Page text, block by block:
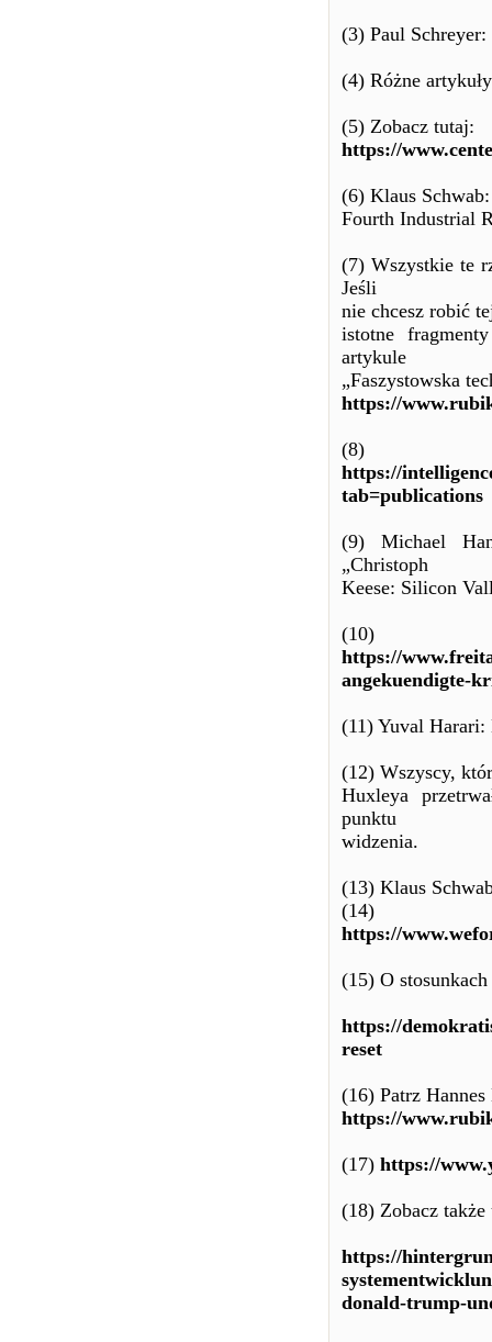
(3) Paul
(4) Różne
(5) Zobacz tutaj:
https://
(6) Klaus
Fourth Industrial
(7) Wszystkie te
Jeśli
nie chcesz robić
istotne
artykule
„Faszystowska
https://
(8)
https://
tab=publications
(9) Michael
„Christoph
Keese: Silicon
(10)
https://
angekuendigte-
(11) Yuval
(12) Wszyscy,
Huxleya
punktu
widzenia.
(13) Klaus
(14)
https://
(15) O
https://
reset
(16) Patrz
https://
(17) https://
(18) Zobacz
https://
donald-trump-